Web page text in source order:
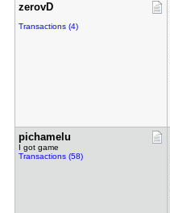
zerovD
Transactions (4)
pichamelu
I got game
Transactions (58)